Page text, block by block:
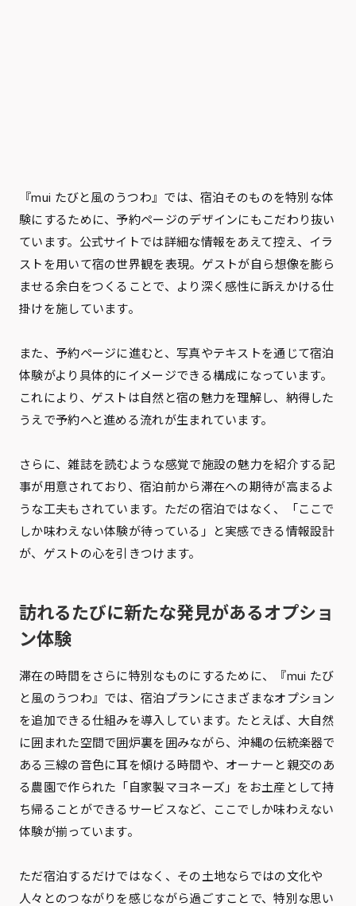
『mui たびと風のうつわ』では、宿泊そのものを特別な体
験にするために、予約ページのデザインにもこだわり抜い
ています。公式サイトでは詳細な情報をあえて控え、イラ
ストを用いて宿の世界観を表現。ゲストが自ら想像を膨ら
ませる余白をつくることで、より深く感性に訴えかける仕
掛けを施しています。
また、予約ページに進むと、写真やテキストを通じて宿泊
体験がより具体的にイメージできる構成になっています。
これにより、ゲストは自然と宿の魅力を理解し、納得した
うえで予約へと進める流れが生まれています。
さらに、雑誌を読むような感覚で施設の魅力を紹介する記
事が用意されており、宿泊前から滞在への期待が高まるよ
うな工夫もされています。ただの宿泊ではなく、「ここで
しか味わえない体験が待っている」と実感できる情報設計
が、ゲストの心を引きつけます。
訪れるたびに新たな発見があるオプショ
ン体験
滞在の時間をさらに特別なものにするために、『mui たび
と風のうつわ』では、宿泊プランにさまざまなオプション
を追加できる仕組みを導入しています。たとえば、大自然
に囲まれた空間で囲炉裏を囲みながら、沖縄の伝統楽器で
ある三線の音色に耳を傾ける時間や、オーナーと親交のあ
る農園で作られた「自家製マヨネーズ」をお土産として持
ち帰ることができるサービスなど、ここでしか味わえない
体験が揃っています。
ただ宿泊するだけではなく、その土地ならではの文化や
人々とのつながりを感じながら過ごすことで、特別な思い